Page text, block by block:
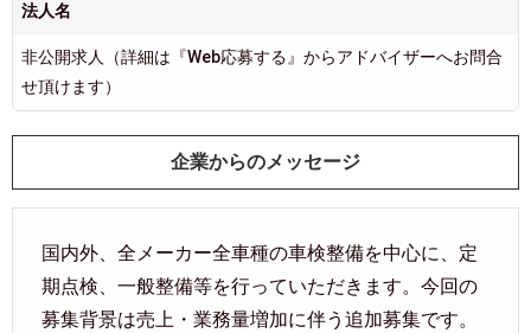
法人名
非公開求人（詳細は『Web応募する』からアドバイザーへお問合
せ頂けます）
企業からのメッセージ
国内外、全メーカー全車種の車検整備を中心に、定
期点検、一般整備等を行っていただきます。今回の
募集背景は売上・業務量増加に伴う追加募集です。